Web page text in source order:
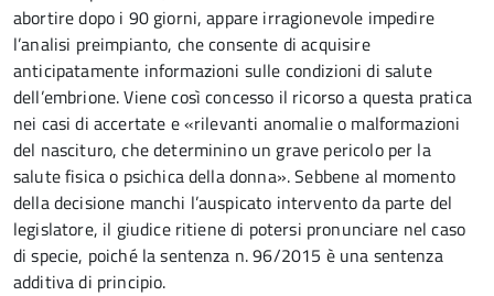
abortire dopo i 90 giorni, appare irragionevole impedire
l’analisi preimpianto, che consente di acquisire
anticipatamente informazioni sulle condizioni di salute
dell’embrione. Viene così concesso il ricorso a questa pratica
nei casi di accertate e «rilevanti anomalie o malformazioni
del nascituro, che determinino un grave pericolo per la
salute fisica o psichica della donna». Sebbene al momento
della decisione manchi l’auspicato intervento da parte del
legislatore, il giudice ritiene di potersi pronunciare nel caso
di specie, poiché la sentenza n. 96/2015 è una sentenza
additiva di principio.